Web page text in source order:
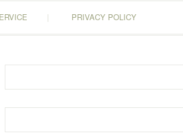
PRIVACY POLICY